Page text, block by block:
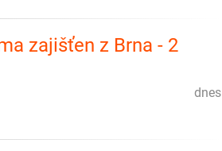
zajišťen z Brna - 2
dnes